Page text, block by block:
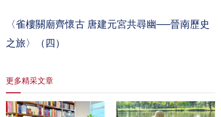
〈雀樓關廟齊懷古 唐建元宮共尋幽──晉南歷史
之旅〉（四）
更多精采文章